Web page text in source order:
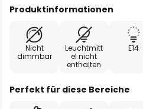
Produktinformationen
Nicht
dimmbar
Leuchtmitt
el nicht
enthalten
E14
Perfekt für diese Bereiche